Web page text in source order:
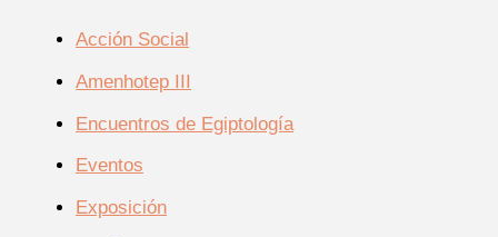
Acción Social
Amenhotep III
Encuentros de Egiptología
Eventos
Exposición